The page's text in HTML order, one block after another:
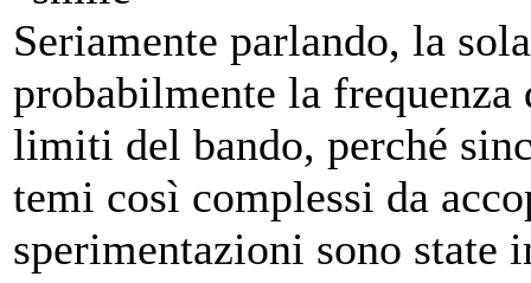
Seriamente parlando, la
probabilmente la
limiti del bando, perché
temi così complessi da
sperimentazioni sono state